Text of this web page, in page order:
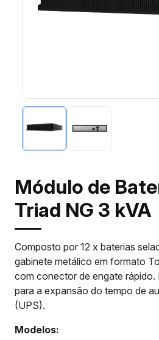
Módulo de
Triad NG 3 kVA
Composto por 12 x baterias
gabinete metálico em formato
com conector de engate
para a expansão do tempo de
(UPS).
Modelos: